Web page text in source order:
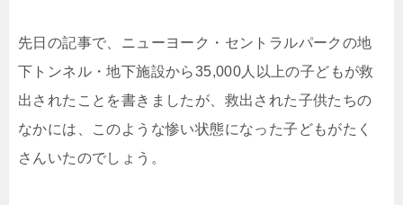
先日の記事で、ニューヨーク・セントラルパークの地
下トンネル・地下施設から35,000人以上の子どもが救
出されたことを書きましたが、救出された子供たちの
なかには、このような惨い状態になった子どもがたく
さんいたのでしょう。